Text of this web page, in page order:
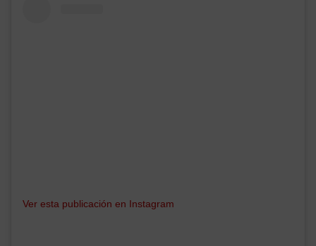
Ver esta publicación en Instagram